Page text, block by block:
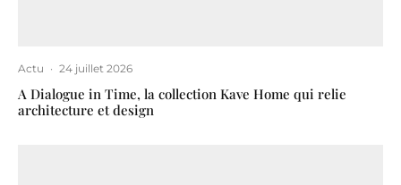
Actu · 24 juillet 2026
A Dialogue in Time, la collection Kave Home qui relie
architecture et design